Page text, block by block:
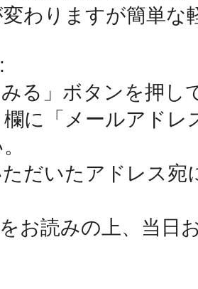
わりますが簡単な
る」ボタンを押し
に「メールアドレ
だいたアドレス宛
お読みの上、当日
厚木